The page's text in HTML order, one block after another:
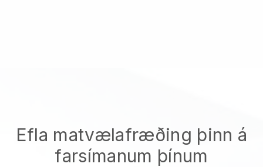
Efla matvælafræðing þinn á
farsímanum þínum